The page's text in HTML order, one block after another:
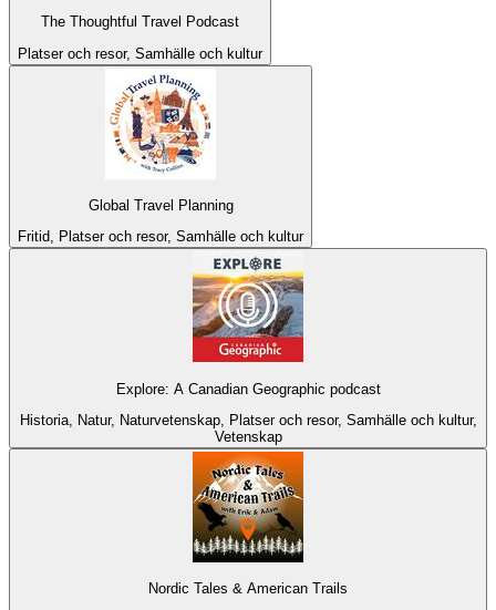
The Thoughtful Travel Podcast
Platser och resor, Samhälle och kultur
Global Travel Planning
Fritid, Platser och resor, Samhälle och kultur
Explore: A Canadian Geographic podcast
Historia, Natur, Naturvetenskap, Platser och resor, Samhälle och kultur,
Vetenskap
Nordic Tales & American Trails